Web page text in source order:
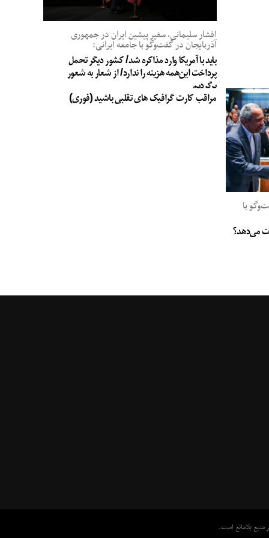
افشار سلیمانی، سفیر پیشین ایران در جمهوری
آذربایجان در گفت‌وگو با جامعه ایرانی:
باید با آمریکا وارد مذاکره شد/ کشور دیگر تحمل
پرداخت این‌همه هزینه را ندارد/ از شعار به شعور
برگردیم
با
می‌دهد؟
مراقب کارت گرافیک های تقلبی باشید (فوری)